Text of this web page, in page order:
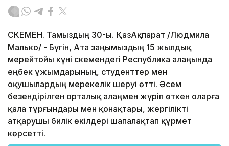
ӨСКЕМЕН. Тамыздың 30-ы. ҚазАқпарат /Людмила
Малько/ - Бүгін, Ата заңымыздың 15 жылдық
мерейтойы күні Өскемендегі Республика алаңында
еңбек ұжымдарының, студенттер мен
оқушылардың мерекелік шеруі өтті. Әсем
безендірілген орталық алаңмен жүріп өткен оларға
қала тұрғындары мен қонақтары, жергілікті
атқарушы билік өкілдері шапалақтап құрмет
көрсетті.